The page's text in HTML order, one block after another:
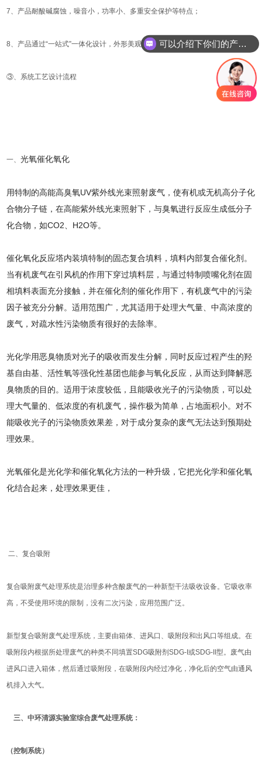
7、产品耐酸碱腐蚀，噪音小，功率小、多重安全保护等特点；
8、产品通过“一站式”一体化设计，外形美观、占地面积小。
③、系统工艺设计流程
一、光氧催化氧化
用特制的高能高臭氧UV紫外线光束照射废气，使有机或无机高分子化
合物分子链，在高能紫外线光束照射下，与臭氧进行反应生成低分子
化合物，如CO2、H2O等。
催化氧化反应塔内装填特制的固态复合填料，填料内部复合催化剂。
当有机废气在引风机的作用下穿过填料层，与通过特制喷嘴化剂在固
相填料表面充分接触，并在催化剂的催化作用下，有机废气中的污染
因子被充分分解。适用范围广，尤其适用于处理大气量、中高浓度的
废气，对疏水性污染物质有很好的去除率。
光化学用恶臭物质对光子的吸收而发生分解，同时反应过程产生的羟
基自由基、活性氧等强化性基团也能参与氧化反应，从而达到降解恶
臭物质的目的。适用于浓度较低，且能吸收光子的污染物质，可以处
理大气量的、低浓度的有机废气，操作极为简单，占地面积小。对不
能吸收光子的污染物质效果差，对于成分复杂的废气无法达到预期处
理效果。
光氧催化是光化学和催化氧化方法的一种升级，它把光化学和催化氧
化结合起来，处理效果更佳，
二、复合吸附
复合吸附废气处理系统是治理多种含酸废气的一种新型干法吸收设备。它吸收率
高，不受使用环境的限制，没有二次污染，应用范围广泛。
新型复合吸附废气处理系统，主要由箱体、进风口、吸附段和出风口等组成。在
吸附段内根据所处理废气的种类不同填置SDG吸附剂SDG-I或SDG-II型。废气由
进风口进入箱体，然后通过吸附段，在吸附段内经过净化，净化后的空气由通风
机排入大气。
三、中环清源实验室综合废气处理系统 ：
（控制系统）
可以介绍下你们的产品么
你们是怎么收费的呢